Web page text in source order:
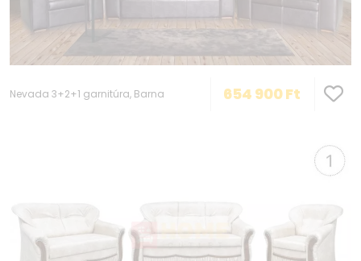
Nevada 3+2+1 garnitúra, Barna 654 900Ft